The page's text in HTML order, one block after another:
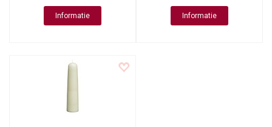
Informatie Informatie